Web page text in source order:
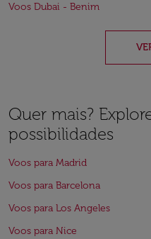
Voos Dubai - Benim
Quer mais?
possibilidades
Voos para Madrid
Voos para Barcelona
Voos para Los Angeles
Voos para Nice